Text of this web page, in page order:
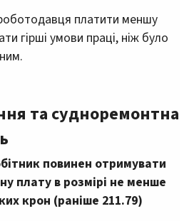
платити меншу
гірші умови праці, ніж було
та судноремонтна
повинен отримувати
плату в розмірі не менше
крон (раніше 211.79)